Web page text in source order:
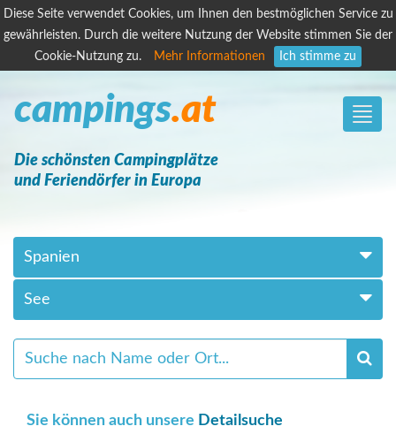
Diese Seite verwendet Cookies, um Ihnen den bestmöglichen Service zu
gewährleisten. Durch die weitere Nutzung der Website stimmen Sie der
Cookie-Nutzung zu.
Mehr Informationen Ich stimme zu
Toggle
campings.at
Die schönsten Campingplätze
und Feriendörfer in Europa
Spanien
See
Sie können auch unsere Detailsuche